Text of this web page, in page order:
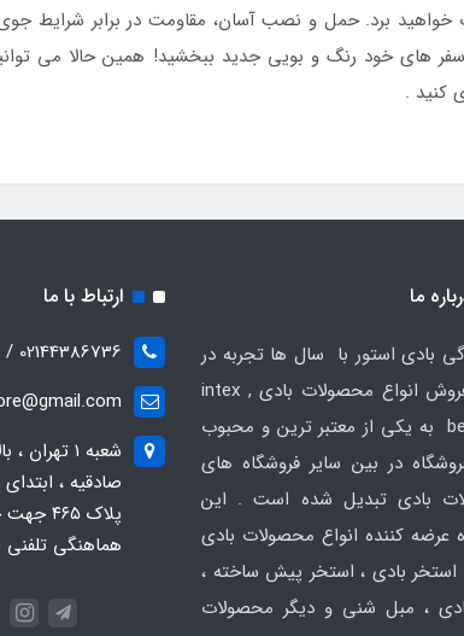
برد. حمل و نصب آسان، مقاومت در برابر شرایط
های خود رنگ و بویی جدید ببخشید! همین حالا می
کنید .
ما
بادی استور با سال ها تجربه در
زمینه فروش انواع محصولات بادی intex ,
bestway به یکی از معتبر ترین و محبوب
در بین سایر فروشگاه های
بادی تبدیل شده است . این
عرضه کننده انواع محصولات بادی
استخر بادی ، استخر پیش ساخته ،
، مبل شنی و دیگر محصولات
ارتباط با ما
02144386736 / 09195222208
شعبه ۱ تهران
صادقیه ،
پلاک
هماهنگی تلفنی